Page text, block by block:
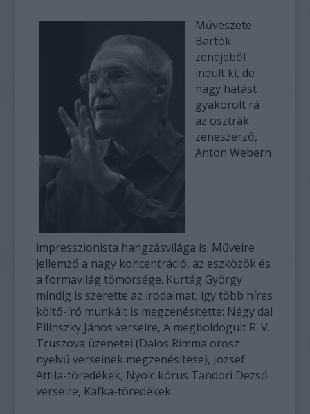
Művészete
Bartók
zenéjéből
indult ki, de
nagy hatást
gyakorolt rá
az osztrák
zeneszerző,
Anton Webern
impresszionista hangzásvilága is. Műveire
jellemző a nagy koncentráció, az eszközök és
a formavilág tömörsége. Kurtág György
mindig is szerette az irodalmat, így több híres
költő-író munkáit is megzenésítette: Négy dal
Pilinszky János verseire, A megboldogult R. V.
Truszova üzenetei (Dalos Rimma orosz
nyelvű verseinek megzenésítése), József
Attila-töredékek, Nyolc kórus Tandori Dezső
verseire, Kafka-töredékek.